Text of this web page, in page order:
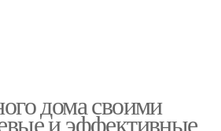
дома своими
и эффективные